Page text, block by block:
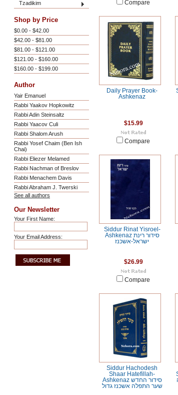
Tzadikim
Shop by Price
$0.00 - $42.00
$42.00 - $81.00
$81.00 - $121.00
$121.00 - $160.00
$160.00 - $199.00
Author
Yair Emanuel
Rabbi Yaakov Hopkowitz
Rabbi Adin Steinsaltz
Rabbi Yaacov Culi
Rabbi Shalom Arush
Rabbi Yosef Chaim (Ben Ish
Chai)
Rabbi Eliezer Melamed
Rabbi Nachman of Breslov
Rabbi Menachem Davis
Rabbi Abraham J. Twerski
See all authors
Our Newsletter
Your First Name:
Your Email Address:
Compare
Daily Prayer Book-
Ashkenaz
$15.99
Compare
Siddur Rinat Yisroel-
Ashkenaz סידור רינת
ישראל-אשכנז
$26.99
Compare
Siddur Hachodesh
Shaar Hatefillah-
Ashkenaz סידור החדש
שער התפלה אשכנז גדול